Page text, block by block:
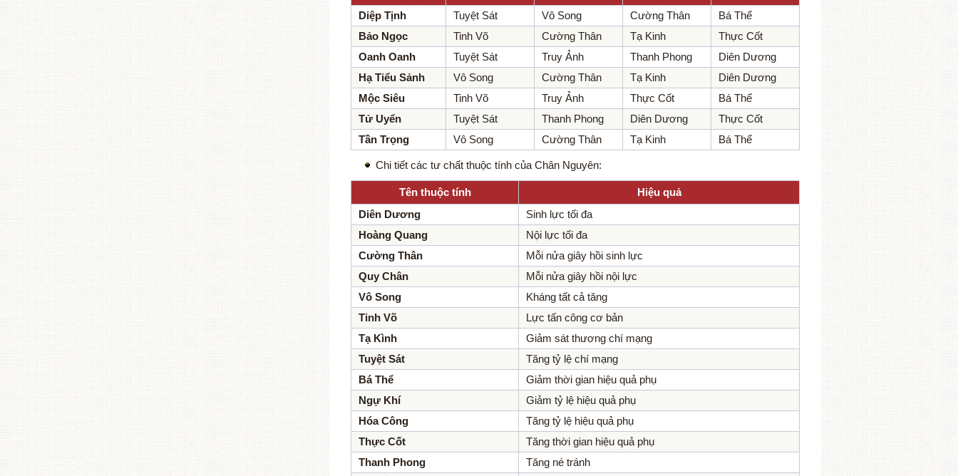
Diệp Tịnh
Tuyệt Sát Vô Song Cường Thân
Bá Thể
Bảo Ngọc
Tinh Võ Cường Thân Tạ Kinh
Thực Cốt
Oanh Oanh
Tuyệt Sát Truy Ảnh Thanh Phong
Diên Dương
Hạ Tiểu Sảnh
Vô Song Cường Thân Tạ Kinh
Diên Dương
Mộc Siêu
Tinh Võ Truy Ảnh Thực Cốt
Bá Thể
Tử Uyển
Tuyệt Sát Thanh Phong Diên Dương
Thực Cốt
Tần Trọng
Vô Song Cường Thân Tạ Kinh Bá Thể
Chi tiết các tư chất thuộc tính của Chân Nguyên:
Tên thuộc tính
Hiệu quả
Diên Dương
Sinh lực tối đa
Hoàng Quang
Nội lực tối đa
Cường Thân
Mỗi nửa giây hồi sinh lực
Quy Chân
Mỗi nửa giây hồi nội lực
Vô Song
Kháng tất cả tăng
Tinh Võ
Lực tấn công cơ bản
Tạ Kình
Giảm sát thương chí mạng
Tuyệt Sát
Tăng tỷ lệ chí mạng
Bá Thể
Giảm thời gian hiệu quả phụ
Ngự Khí
Giảm tỷ lệ hiệu quả phụ
Hóa Công
Tăng tỷ lệ hiệu quả phụ
Thực Cốt
Tăng thời gian hiệu quả phụ
Thanh Phong
Tăng né tránh